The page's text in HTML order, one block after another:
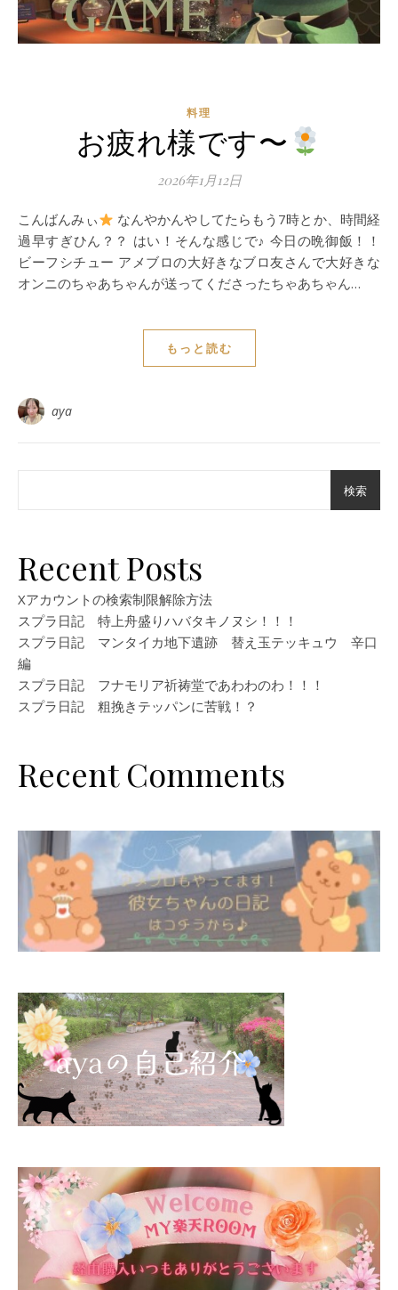
料理
お疲れ様です〜
2026年1月12日
こんばんみぃ
なんやかんやしてたらもう7時とか、時間経
過早すぎひん？？ はい！そんな感じで♪ 今日の晩御飯！！
ビーフシチュー アメブロの大好きなブロ友さんで大好きな
オンニのちゃあちゃんが送ってくださったちゃあちゃん…
もっと読む
aya
検索
Recent Posts
Xアカウントの検索制限解除方法
スプラ日記 特上舟盛りハバタキノヌシ！！！
スプラ日記 マンタイカ地下遺跡 替え玉テッキュウ 辛口
編
スプラ日記 フナモリア祈祷堂であわわのわ！！！
スプラ日記 粗挽きテッパンに苦戦！？
Recent Comments